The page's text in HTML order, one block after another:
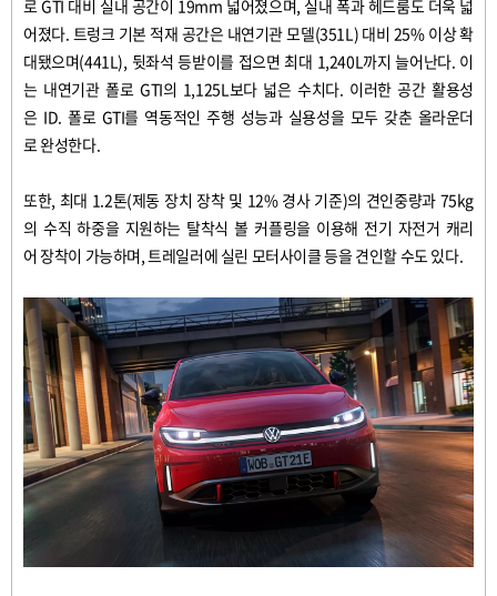
로 GTI 대비 실내 공간이 19mm 넓어졌으며 실내 폭과헤드룸도 더욱 넓
어졌다. 트렁크 기본 적재 공간은 내연기관 모델(351L) 대비 25% 이상확
대됐으며(441L), 뒷좌석 등받이를 접으면 최대 1,240L 까지 늘어난다. 이
는 내연기관 폴로 GTI의 1,125L 보다 넓은 수치다. 이러한 공간 활용성
은 ID. 폴로 GTI를 역동적인 주행 성능과 실용성을 모두 갖춘 올라운더
로 완성한다.
또한, 최대 1.2톤(제동 장치 장착 및 12% 경사 기준)의 견인중량과 75kg
의 수직 하중을 지원하는 탈착식 볼 커플링을 이용해 전기 자전거 캐리
어 장착이 가능하며 트레일러에 실린 모터사이클등을 견인할수도 있다.